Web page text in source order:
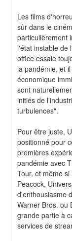
Les films
sûr dans le
particulièrement
l'état instable de
office essaie
la pandémie, et
économique
sont
initiés de
turbulences".
Pour être juste,
positionné pour
premières
pandémie avec
Tour, et même
Peacock,
d'enthousiasme
Warner Bros. ou
grande partie à
services de